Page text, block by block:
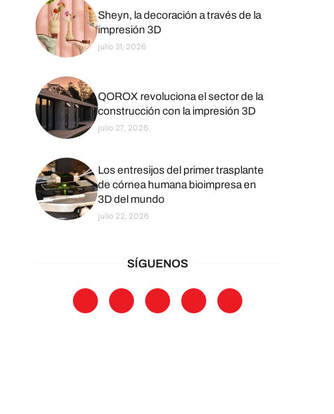
Sheyn, la decoración a través de la
impresión 3D
julio 31, 2026
QOROX revoluciona el sector de la
construcción con la impresión 3D
julio 27, 2026
Los entresijos del primer trasplante
de córnea humana bioimpresa en
3D del mundo
julio 22, 2026
SÍGUENOS